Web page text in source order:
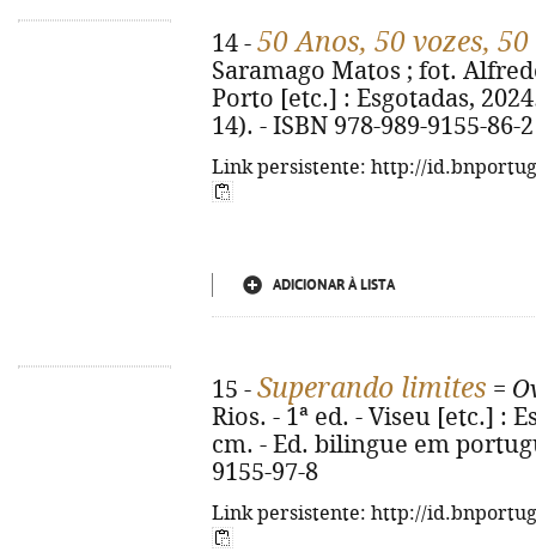
14 - 50 Anos, 50 vozes,
Saramago Matos ; fot.
Porto [etc.] : Esgotadas,
14). - ISBN 978-989-9155-86-2
Link persistente: http://
ADICIONAR À LISTA
15 - Superando limites =
Rios. - 1ª ed. - Viseu [etc.] :
cm. - Ed. bilingue em
9155-97-8
Link persistente: http://